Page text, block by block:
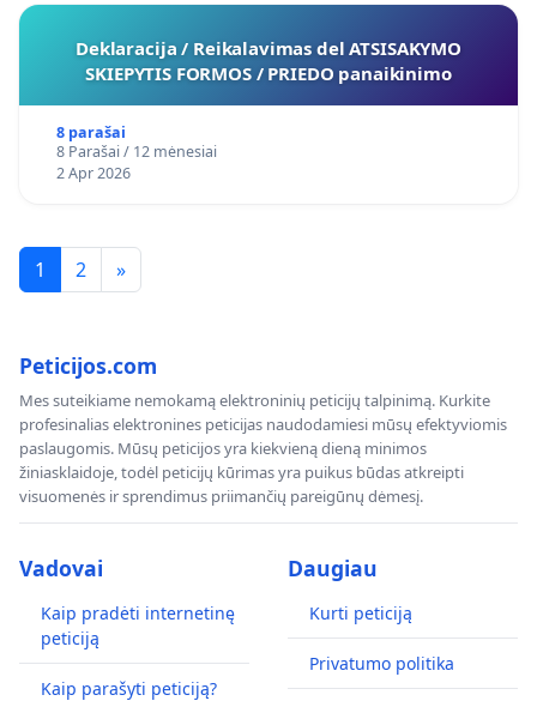
Deklaracija / Reikalavimas del ATSISAKYMO
SKIEPYTIS FORMOS / PRIEDO panaikinimo
8 parašai
8 Parašai / 12 mėnesiai
2 Apr 2026
1 2 »
Peticijos.com
Mes suteikiame nemokamą elektroninių peticijų talpinimą. Kurkite
profesinalias elektronines peticijas naudodamiesi mūsų efektyviomis
paslaugomis. Mūsų peticijos yra kiekvieną dieną minimos
žiniasklaidoje, todėl peticijų kūrimas yra puikus būdas atkreipti
visuomenės ir sprendimus priimančių pareigūnų dėmesį.
Vadovai
Kaip pradėti internetinę
peticiją
Kaip parašyti peticiją?
Daugiau
Kurti peticiją
Privatumo politika